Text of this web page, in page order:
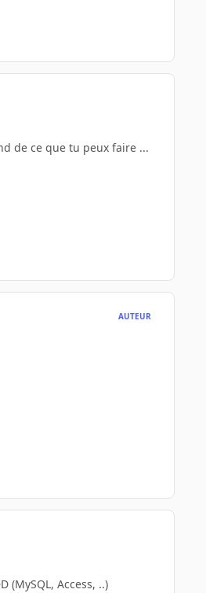
de ce que tu peux faire ...
AUTEUR
(MySQL, Access, ..)